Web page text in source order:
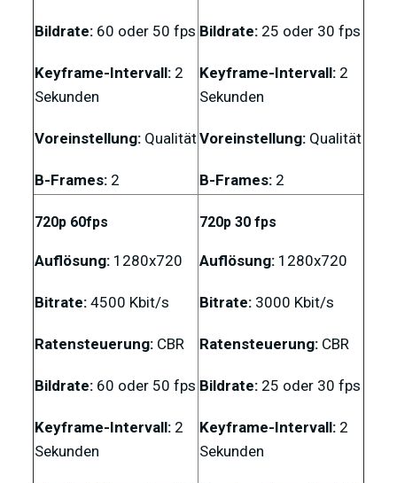
Bildrate: 60 oder 50 fps
Keyframe-Intervall: 2
Sekunden
Voreinstellung: Qualität
B-Frames: 2
Bildrate: 25 oder 30 fps
Keyframe-Intervall: 2
Sekunden
Voreinstellung: Qualität
B-Frames: 2
720p 60fps
Auflösung: 1280x720
Bitrate: 4500 Kbit/s
Ratensteuerung: CBR
Bildrate: 60 oder 50 fps
Keyframe-Intervall: 2
Sekunden
720p 30 fps
Auflösung: 1280x720
Bitrate: 3000 Kbit/s
Ratensteuerung: CBR
Bildrate: 25 oder 30 fps
Keyframe-Intervall: 2
Sekunden